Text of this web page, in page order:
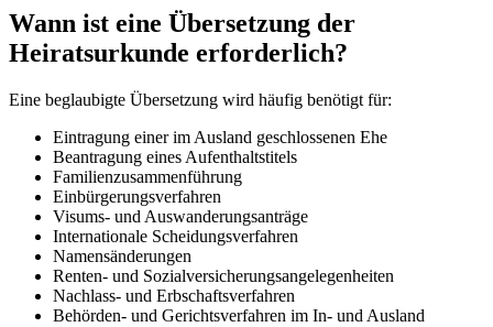
Wann ist eine Übersetzung der
Heiratsurkunde erforderlich?
Eine beglaubigte Übersetzung wird häufig benötigt für:
Eintragung einer im Ausland geschlossenen Ehe
Beantragung eines Aufenthaltstitels
Familienzusammenführung
Einbürgerungsverfahren
Visums- und Auswanderungsanträge
Internationale Scheidungsverfahren
Namensänderungen
Renten- und Sozialversicherungsangelegenheiten
Nachlass- und Erbschaftsverfahren
Behörden- und Gerichtsverfahren im In- und Ausland